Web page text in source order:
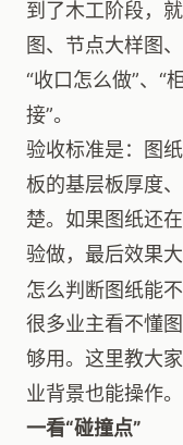
到了木工阶段，
图、节点大样图
“收口怎么做”、“
接”。
验收标准是：图
板的基层板厚度
楚。如果图纸还
验做，最后效果大
怎么判断图纸能
很多业主看不懂
够用。这里教大
业背景也能操作。
一看“碰撞点”